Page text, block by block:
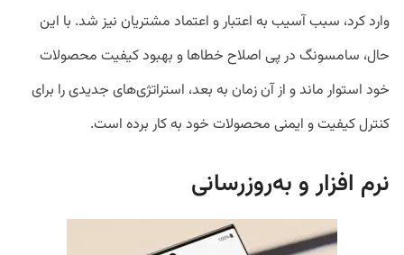
وارد کرد، سبب آسیب به اعتبار و اعتماد مشتریان نیز شد. با این
حال، سامسونگ در پی اصلاح خطاها و بهبود کیفیت محصولات
خود استوار ماند و از آن زمان به بعد، استراتژی‌های جدیدی را برای
کنترل کیفیت و ایمنی محصولات خود به کار برده است.
نرم افزار و به‌روزرسانی